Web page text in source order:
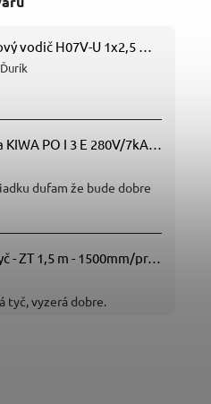
dufam že bude dobre
Uzemňovacia tyč - ZT 1,5 m - 1500mm/pr.25mm - Fe/Zn - f712112
tyč, vyzerá dobre.
PVC(100m=20kg) -
12,64 €